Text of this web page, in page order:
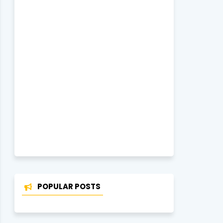
POPULAR POSTS